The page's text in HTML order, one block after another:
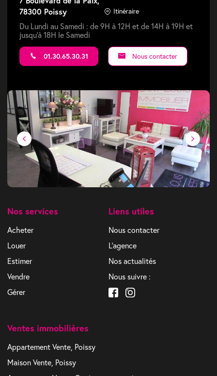
78300 Poissy
Itinéraire
Du Lundi au Samedi : de 9H à 12H et de 14H à 19H et
jusqu'à 18H le Samedi
01.30.65.30.31 Nous contacter
Nos services
Acheter
Louer
Estimer
Vendre
Gérer
Liens utiles
Nous contacter
L'agence
Nos actualités
Nous suivre :
Ventes immobilières
Appartement Vente, Poissy
Maison Vente, Poissy